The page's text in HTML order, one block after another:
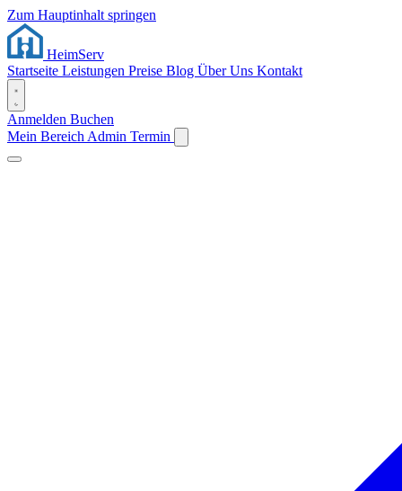
Zum Hauptinhalt springen
HeimServ
Startseite Leistungen Preise Blog Über Uns Kontakt
Anmelden Buchen
Mein Bereich Admin Termin